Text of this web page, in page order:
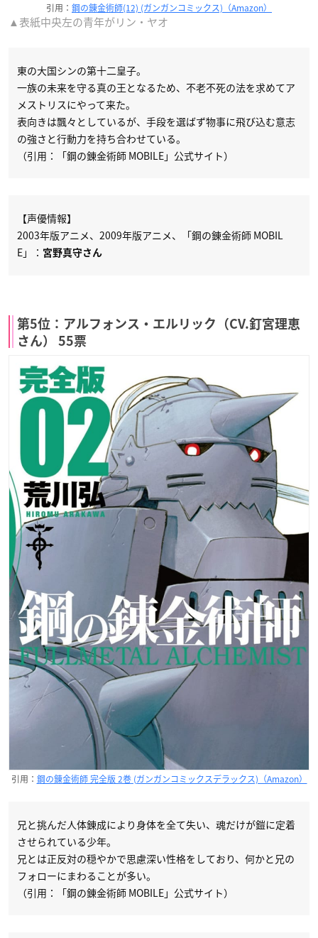
引用： 鋼の錬金術師(12) (ガンガンコミックス)（Amazon）
▲表紙中央左の青年がリン・ヤオ
東の大国シンの第十二皇子。
一族の未来を守る真の王となるため、不老不死の法を求めてア
メストリスにやって来た。
表向きは飄々としているが、手段を選ばず物事に飛び込む意志
の強さと行動力を持ち合わせている。
（引用：「鋼の錬金術師 MOBILE」公式サイト）
【声優情報】
2003年版アニメ、2009年版アニメ、「鋼の錬金術師 MOBIL
E」： 宮野真守さん
第5位：アルフォンス・エルリック（CV.釘宮理恵
さん） 55票
引用： 鋼の錬金術師 完全版 2巻 (ガンガンコミックスデラックス)（Amazon）
兄と挑んだ人体錬成により身体を全て失い、魂だけが鎧に定着
させられている少年。
兄とは正反対の穏やかで思慮深い性格をしており、何かと兄の
フォローにまわることが多い。
（引用：「鋼の錬金術師 MOBILE」公式サイト）